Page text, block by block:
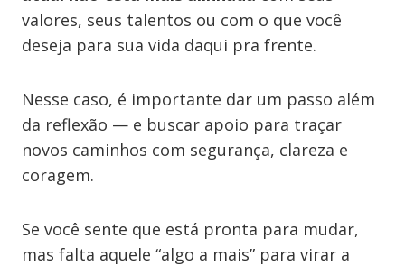
valores, seus talentos ou com o que você
deseja para sua vida daqui pra frente.
Nesse caso, é importante dar um passo além
da reflexão — e buscar apoio para traçar
novos caminhos com segurança, clareza e
coragem.
Se você sente que está pronta para mudar,
mas falta aquele “algo a mais” para virar a